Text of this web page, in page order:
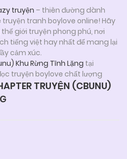
truyện – thiên đường dành
tranh boylove online! Hãy
giới truyện phong phú, nơi
tiếng việt hay nhất để mang lại
cảm xúc.
Khu Rừng Tĩnh Lặng tại
truyện boylove chất lượng
TRUYỆN (CBUNU)